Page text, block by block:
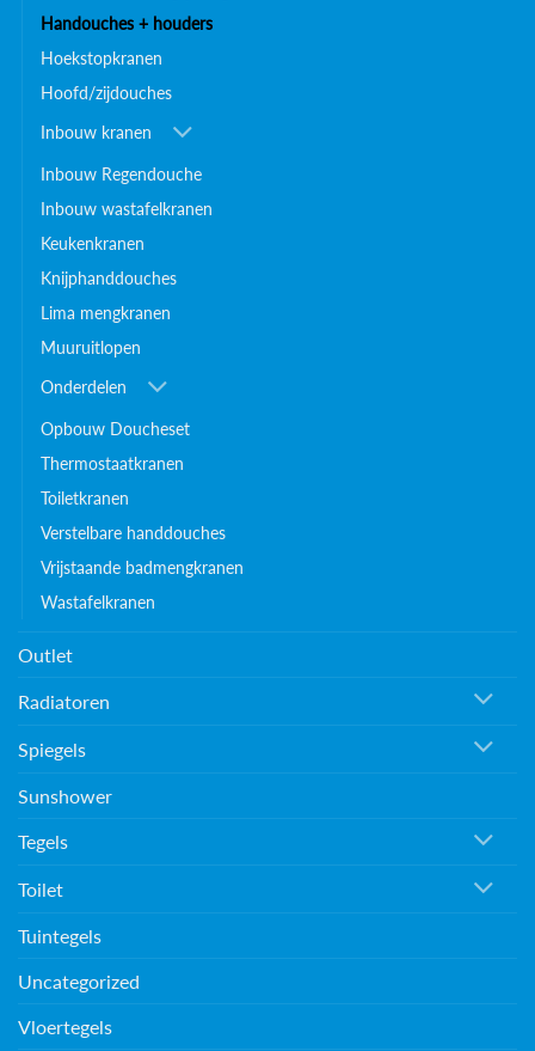
Handouches + houders
Hoekstopkranen
Hoofd/zijdouches
Inbouw kranen
Inbouw Regendouche
Inbouw wastafelkranen
Keukenkranen
Knijphanddouches
Lima mengkranen
Muuruitlopen
Onderdelen
Opbouw Doucheset
Thermostaatkranen
Toiletkranen
Verstelbare handdouches
Vrijstaande badmengkranen
Wastafelkranen
Outlet
Radiatoren
Spiegels
Sunshower
Tegels
Toilet
Tuintegels
Uncategorized
Vloertegels